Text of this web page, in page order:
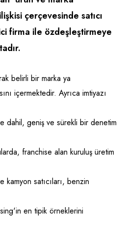
Mağaza
ve Tercüme
çerçevesinde satıcı
firma ile özdeşleştirmeye
belirli bir marka ya
içermektedir. Ayrıca imtiyazı
dahil, geniş ve sürekli bir denetim
franchise alan kuruluş üretim
satıcıları, benzin
en tipik örneklerini